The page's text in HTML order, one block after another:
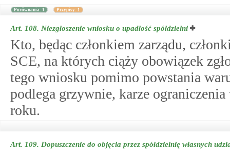
Porównania: 1 Przypisy: 1
Art. 108. Niezgłoszenie wniosku o upadłość spółdzielni
Kto, będąc członkiem zarządu,
SCE, na których ciąży obowiązek
tego wniosku pomimo powstania
podlega grzywnie, karze
roku.
Art. 109. Dopuszczenie do objęcia przez spółdzielnię własnych